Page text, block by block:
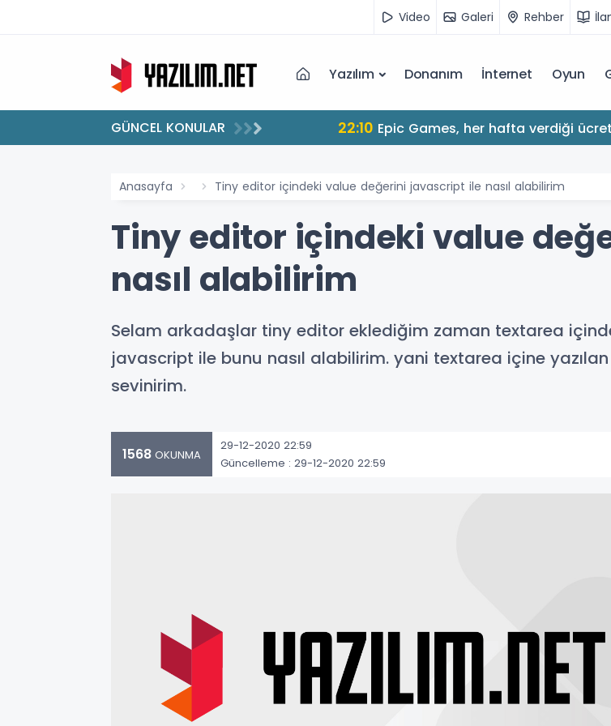
Video Galeri Rehber
Yazılım Donanım İnternet Oyun
GÜNCEL KONULAR 22:10 Epic Games, her hafta verdiği
Anasayfa Tiny editor içindeki value değerini javascript ile nasıl alabilirim
Tiny editor içindeki value
nasıl alabilirim
Selam arkadaşlar tiny editor eklediğim zaman textarea
javascript ile bunu nasıl alabilirim. yani textarea içine yazılan
sevinirim.
1568 OKUNMA
29-12-2020 22:59
Güncelleme : 29-12-2020 22:59